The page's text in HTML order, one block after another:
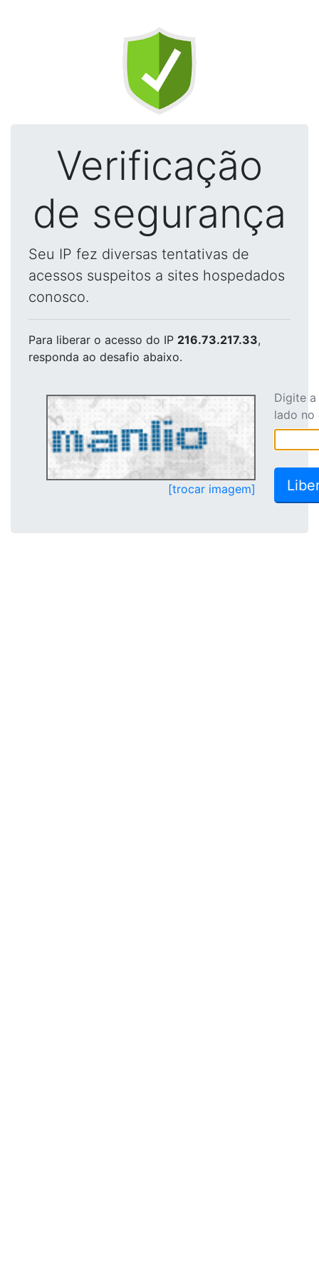
Verificação
de segurança
Seu IP fez diversas tentativas de
acessos suspeitos a sites hospedados
conosco.
Para liberar o acesso do IP 216.73.217.33,
responda ao desafio abaixo.
[trocar imagem]
Digite
lado no